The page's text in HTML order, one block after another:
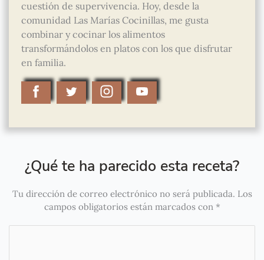
cuestión de supervivencia. Hoy, desde la
comunidad Las Marías Cocinillas, me gusta
combinar y cocinar los alimentos
transformándolos en platos con los que disfrutar
en familia.
¿Qué te ha parecido esta receta?
Tu dirección de correo electrónico no será publicada. Los
campos obligatorios están marcados con *